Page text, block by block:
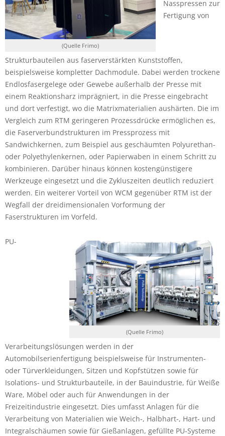
(Quelle Frimo)
Nasspressen zur
Fertigung von
Strukturbauteilen aus faserverstärkten Kunststoffen,
beispielsweise kompletter Dachmodule. Dabei werden trockene
Endlosfasergelege oder Gewebe außerhalb der Presse mit
einem Reaktionsharz imprägniert, in die Presse eingebracht
und dort verfestigt, wo die Matrixmaterialien aushärten. Die im
Vergleich zum RTM geringeren Prozessdrücke ermöglichen es,
die Faserverbundstrukturen im Pressprozess mit
Sandwichkernen, zum Beispiel aus geschäumten Polyurethan-
oder Polyethylenkernen, oder Papierwaben in einem Schritt zu
kombinieren. Darüber hinaus können kostengünstigere
Werkzeuge eingesetzt und die Zykluszeiten deutlich reduziert
werden. Ein weiterer Vorteil von WCM gegenüber RTM ist der
Wegfall der dreidimensionalen Vorformung der
Faserstrukturen im Vorfeld.
(Quelle Frimo)
PU-
Verarbeitungslösungen werden in der
Automobilserienfertigung beispielsweise für Instrumenten-
oder Türverkleidungen, Sitzen und Kopfstützen sowie für
Isolations- und Strukturbauteile, in der Bauindustrie, für Weiße
Ware, Möbel oder auch für Anwendungen in der
Freizeitindustrie eingesetzt. Dies umfasst Anlagen für die
Verarbeitung von Materialien wie Weich-, Halbhart-, Hart- und
Integralschäumen sowie für Gießanlagen, gefüllte PU-Systeme